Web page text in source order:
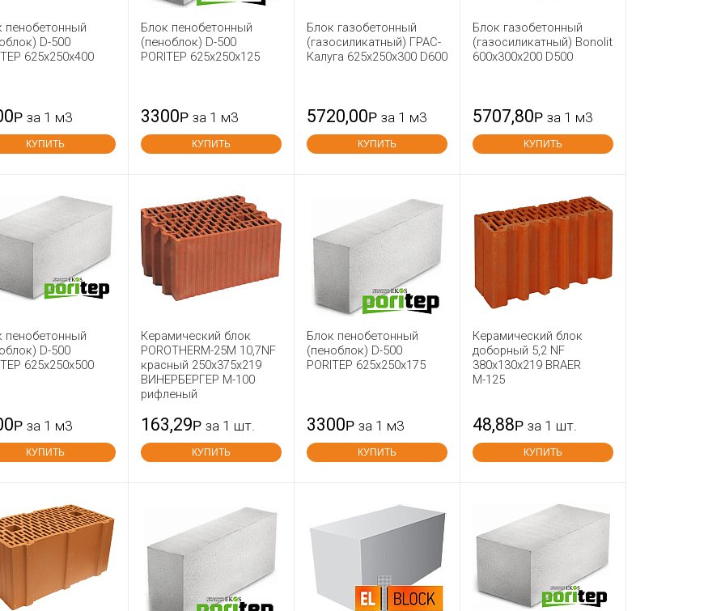
пенобетонный
D-500
625x250x400
Р за 1 м3
КУПИТЬ
Блок пенобетонный
(пеноблок) D-500
PORITEP 625х250х125
3300Р за 1 м3
КУПИТЬ
Блок газобетонный
(газосиликатный) ГРАС-
Калуга 625x250x300 D600
5720,00Р за 1 м3
КУПИТЬ
Блок газобетонный
(газосиликатный) Bonolit
600x300x200 D500
5707,80Р за 1 м3
КУПИТЬ
пенобетонный
D-500
625x250x500
Р за 1 м3
КУПИТЬ
Керамический блок
POROTHERM-25М 10,7NF
красный 250x375x219
ВИНЕРБЕРГЕР М-100
рифленый
163,29Р за 1 шт.
КУПИТЬ
Блок пенобетонный
(пеноблок) D-500
PORITEP 625х250х175
3300Р за 1 м3
КУПИТЬ
Керамический блок
доборный 5,2 NF
380х130х219 BRAER
М-125
48,88Р за 1 шт.
КУПИТЬ